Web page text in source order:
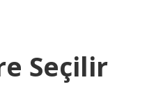
Seçilir